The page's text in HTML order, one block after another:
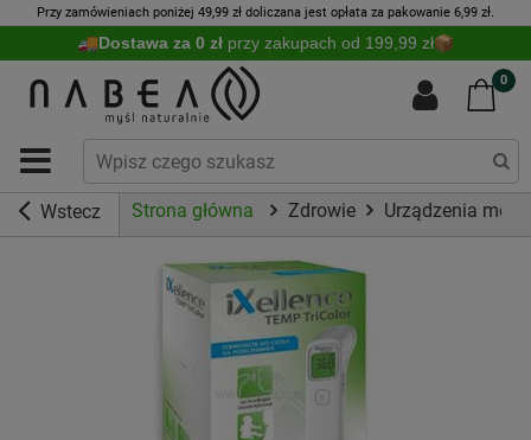
Przy zamówieniach poniżej 49,99 zł doliczana jest opłata za pakowanie 6,99 zł.
Dostawa za 0 zł przy zakupach od 199,99 zł
0
Wstecz Strona główna Zdrowie Urządzenia